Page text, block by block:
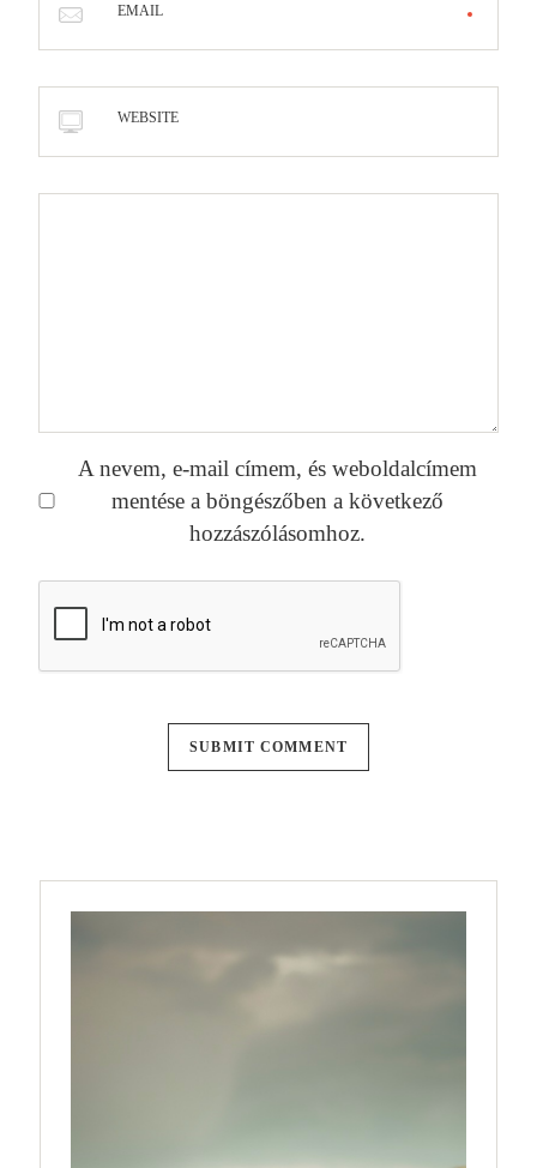
EMAIL
WEBSITE
A nevem, e-mail címem, és weboldalcímem
mentése a böngészőben a következő
hozzászólásomhoz.